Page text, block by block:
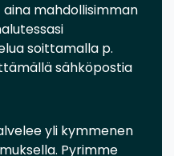
mahdollisimman
soittamalla p.
sähköpostia
yli kymmenen
Pyrimme